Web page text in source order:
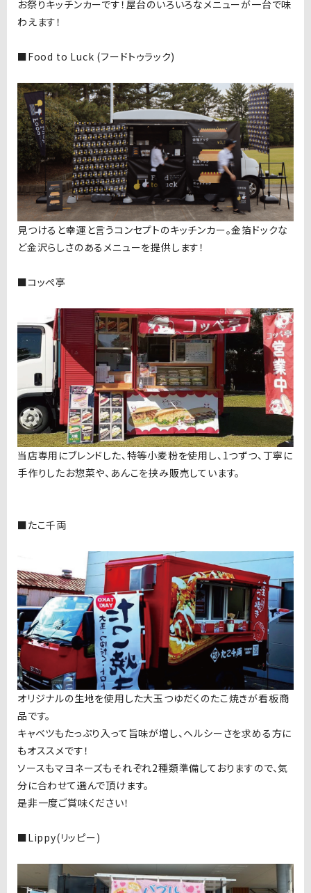
お祭りキッチンカーです！屋台のいろいろなメニューが一台で味
わえます！
■Food to Luck (フードトゥラック)
見つけると幸運と言うコンセプトのキッチンカー。金箔ドックな
ど金沢らしさのあるメニューを提供します！
■コッぺ亭
当店専用にブレンドした、特等小麦粉を使用し、1つずつ、丁寧に
手作りしたお惣菜や、あんこを挟み販売しています。
■たこ千両
オリジナルの生地を使用した大玉つゆだくのたこ焼きが看板商
品です。
キャベツもたっぷり入って旨味が増し、ヘルシーさを求める方に
もオススメです！
ソースもマヨネーズもそれぞれ2種類準備しておりますので、気
分に合わせて選んで頂けます。
是非一度ご賞味ください！
■Lippy(リッピー)